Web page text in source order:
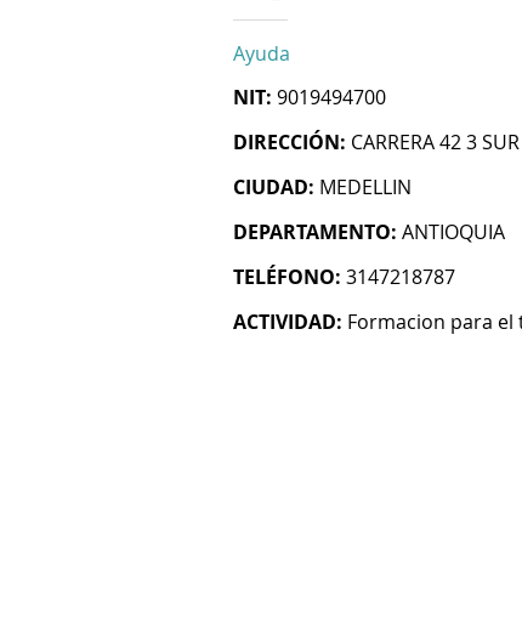
Ayuda
NIT: 9019494700
DIRECCIÓN: CARRERA 42 3
CIUDAD: MEDELLIN
DEPARTAMENTO: ANTIOQUIA
TELÉFONO: 3147218787
ACTIVIDAD: Formacion para el